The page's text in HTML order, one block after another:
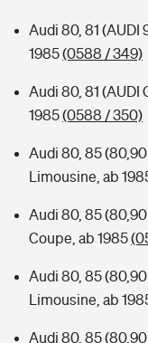
Audi 80, 81 (AUDI
1985(0588 / 349)
Audi 80, 81 (AUDI
1985(0588 / 350)
Audi 80, 85 (80,90
Limousine, ab
Audi 80, 85 (80,90
Coupe, ab 1985
Audi 80, 85 (80,90
Limousine, ab
Audi 80, 85 (80,90